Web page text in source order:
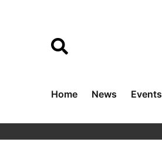
Home News Events